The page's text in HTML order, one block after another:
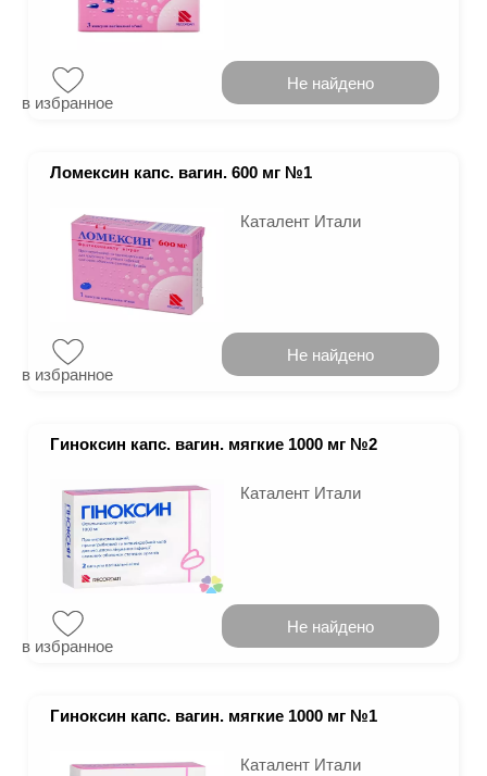
в избранное
Не найдено
Ломексин капс. вагин. 600 мг №1
Каталент Итали
в избранное
Не найдено
Гиноксин капс. вагин. мягкие 1000 мг №2
Каталент Итали
в избранное
Не найдено
Гиноксин капс. вагин. мягкие 1000 мг №1
Каталент Итали